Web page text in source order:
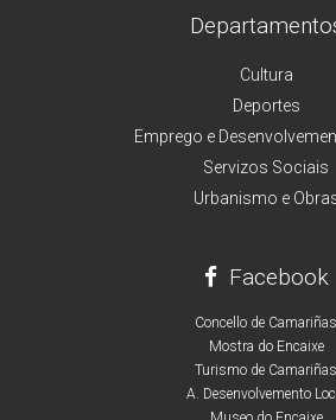
Cultura
Deportes
Emprego e
Servizos Sociais
Urbanismo e
Facebook
Concello de Camariñas
Mostra do Encaixe
Turismo de Camariñas
A. Desenvolvemento